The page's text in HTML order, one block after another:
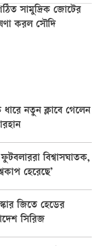
সামুদ্রিক জোটের
করল সৌদি
নতুন ক্লাবে গেলেন
ফুটবলাররা বিশ্বাসঘাতক,
হেরেছে’
জিতে হেডের
সিরিজ